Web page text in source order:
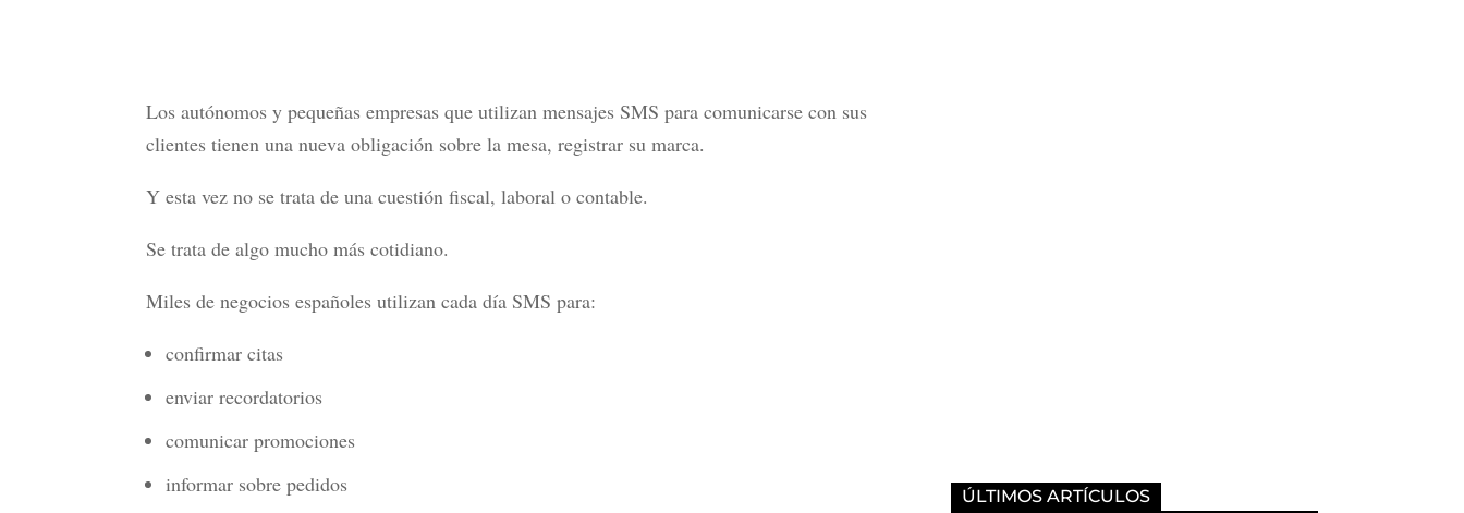
Los autónomos y pequeñas empresas que utilizan mensajes SMS para comunicarse con sus
clientes tienen una nueva obligación sobre la mesa, registrar su marca.
Y esta vez no se trata de una cuestión fiscal, laboral o contable.
Se trata de algo mucho más cotidiano.
Miles de negocios españoles utilizan cada día SMS para:
confirmar citas
enviar recordatorios
comunicar promociones
informar sobre pedidos
ÚLTIMOS ARTÍCULOS